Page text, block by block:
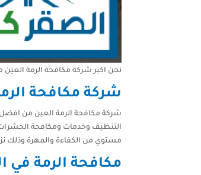
نحن اكبر شركة مكافحة الرمة
شركة مكافحة
شركة مكافحة الرمة العين من افضل
التنظيف وخدمات ومكافحة الحشرات
مستوي من الكفاءة والمهرة وذلك
مكافحة الرمة في